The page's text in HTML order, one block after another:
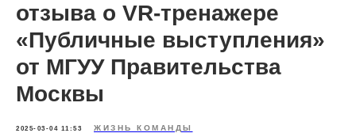
отзыва о VR-тренажере
«Публичные выступления»
от МГУУ Правительства
Москвы
2025-03-04 11:53 ЖИЗНЬ КОМАНДЫ